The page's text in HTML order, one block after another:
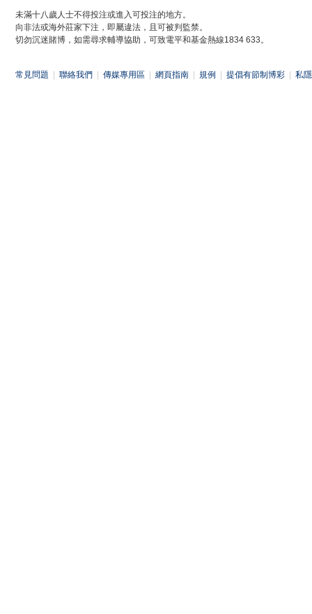
未滿十八歲人士不得投注或進入可投注的地方。
向非法或海外莊家下注，即屬違法，且可被判監禁。
切勿沉迷賭博，如需尋求輔導協助，可致電平和基金熱線1834 633。
常見問題 聯絡我們 傳媒專用區 網頁指南 規例 提倡有節制博彩 私